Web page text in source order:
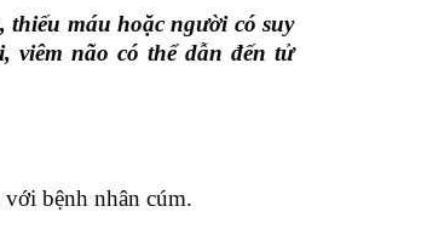
máu hoặc người có suy
viêm não có thể dẫn đến tử
bệnh nhân cúm.